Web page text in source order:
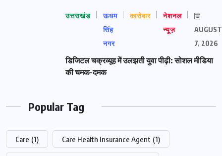
उत्तराखंड
ऊधम
सिंह
नगर
कारोबार
नेशनल
न्यूज़
AUGUST
7, 2026
डिजिटल चक्रव्यूह में उलझती युवा पीढ़ी: सोशल मीडिया
की चमक-दमक
Popular Tag
Care (1) Care Health Insurance Agent (1)